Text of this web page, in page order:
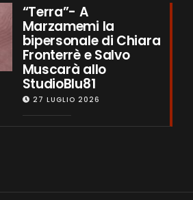
“Terra”- A
Marzamemi la
bipersonale di Chiara
Fronterrè e Salvo
Muscarà allo
StudioBlu81
27 LUGLIO 2026